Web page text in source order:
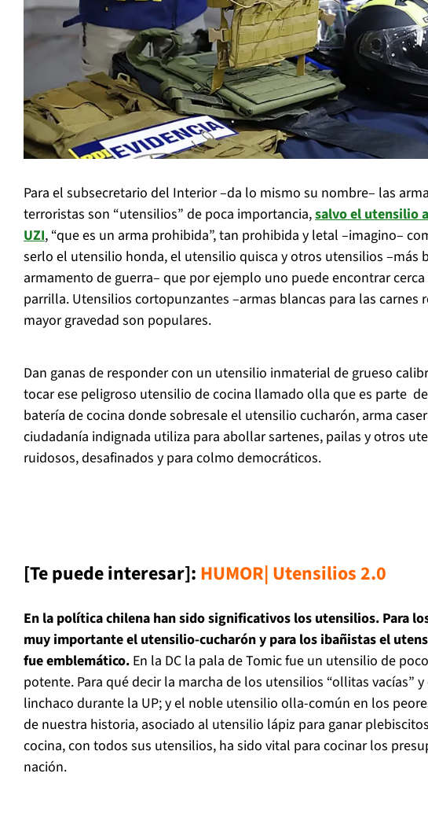
Para el subsecretario del Interior –da lo mismo su nombre– las
terroristas son “utensilios” de poca importancia,salvo el utensilio
UZI, “que es un arma prohibida”, tan prohibida y letal –imagino–
serlo el utensilio honda, el utensilio quisca y otros utensilios –más
armamento de guerra– que por ejemplo uno puede encontrar
parrilla. Utensilios cortopunzantes –armas blancas para las carnes
mayor gravedad son populares.
Dan ganas de responder con un utensilio inmaterial de grueso
tocar ese peligroso utensilio de cocina llamado olla que es parte
batería de cocina donde sobresale el utensilio cucharón, arma
ciudadanía indignada utiliza para abollar sartenes, pailas y otros
ruidosos, desafinados y para colmo democráticos.
[Te puede interesar]: HUMOR| Utensilios 2.0
En la política chilena han sido significativos los utensilios. Para
muy importante el utensilio-cucharón y para los ibañistas el
fue emblemático. En la DC la pala de Tomic fue un utensilio de
potente. Para qué decir la marcha de los utensilios “ollitas vacías”
linchaco durante la UP; y el noble utensilio olla-común en los
de nuestra historia, asociado al utensilio lápiz para ganar
cocina, con todos sus utensilios, ha sido vital para cocinar los
nación.